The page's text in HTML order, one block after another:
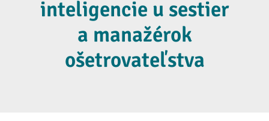
inteligencie u sestier
a manažérok
ošetrovateľstva